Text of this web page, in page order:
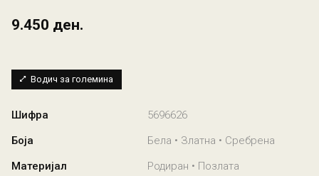
9.450 ден.
Водич за големина
Шифра
5696626
Боја
Бела • Златна • Сребрена
Материјал
Родиран • Позлата